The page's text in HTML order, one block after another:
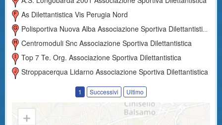
As Dilettantistica Vis Perugia Nord
Polisportiva Nuova Alba Associazione Sportiva Dilettantistica
Centromoduli Snc Associazione Sportiva Dilettantistica
Top 7 Te. Org. Associazione Sportiva Dilettantistica
Stroppacerqua Lidarno Associazione Sportiva Dilettantistica
1 Successivi Ultimo